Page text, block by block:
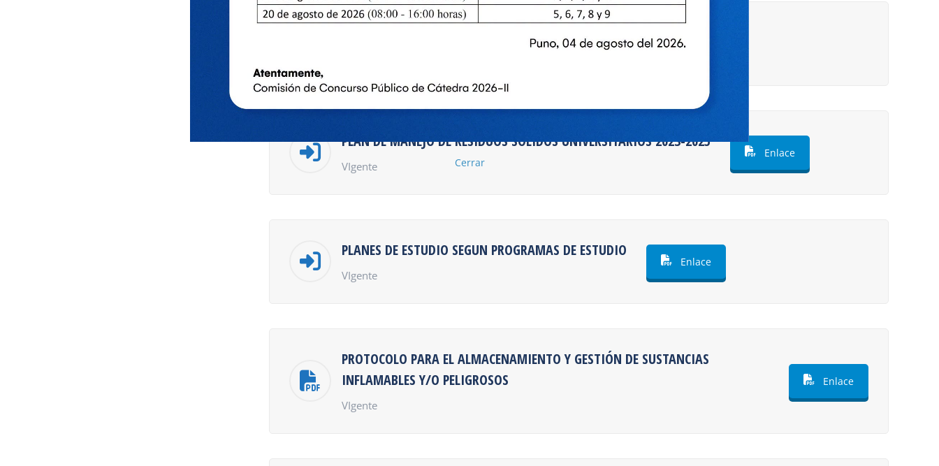
Enlace
PLAN DE MANEJO DE RESIDUOS SÓLIDOS UNIVERSITARIOS 2023-2025
VIgente
Enlace
PLANES DE ESTUDIO SEGUN PROGRAMAS DE ESTUDIO
VIgente
Enlace
PROTOCOLO PARA EL ALMACENAMIENTO Y GESTIÓN DE SUSTANCIAS
INFLAMABLES Y/O PELIGROSOS
VIgente
Enlace
Cerrar